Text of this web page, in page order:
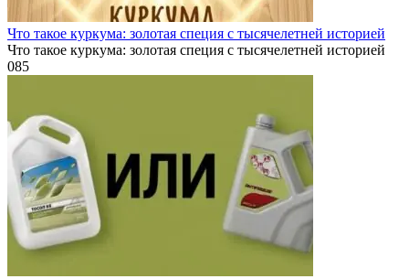
Что такое куркума: золотая специя с тысячелетней историей
Что такое куркума: золотая специя с тысячелетней историей
085